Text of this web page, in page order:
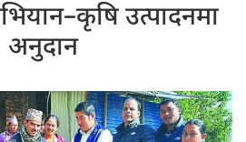
उत्पादनमा
अनुदान